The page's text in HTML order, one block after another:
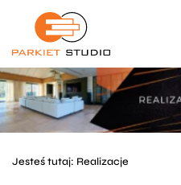
Przejdź
głównego
Przejdź
menu
w
stopce
Jesteś tutaj: Realizacje